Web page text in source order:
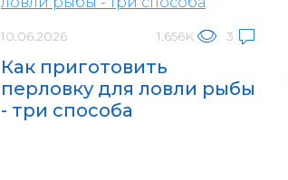
10.06.2026 1.656K 3
Как приготовить
перловку для ловли рыбы
- три способа